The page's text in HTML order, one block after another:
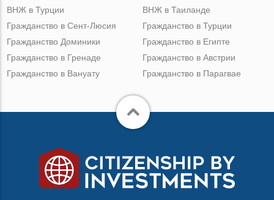
ВНЖ в Турции
ВНЖ в Таиланде
Гражданство в Сент-Люсия
Гражданство Доминики
Гражданство в Гренаде
Гражданство в Вануату
Гражданство в Турции
Гражданство в Египте
Гражданство в Австрии
Гражданство в Парагвае